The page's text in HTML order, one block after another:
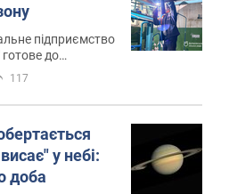
підприємство
117
у небі:
доба